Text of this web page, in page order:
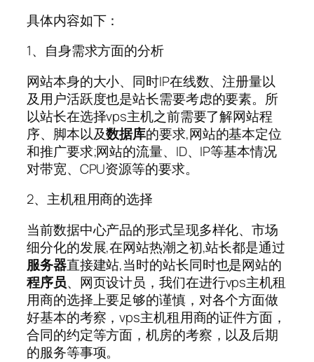
具体内容如下：
1、自身需求方面的分析
网站本身的大小、同时IP在线数、注册量以
及用户活跃度也是站长需要考虑的要素。所
以站长在选择vps主机之前需要了解网站程
序、脚本以及数据库的要求,网站的基本定位
和推广要求;网站的流量、ID、IP等基本情况
对带宽、CPU资源等的要求。
2、主机租用商的选择
当前数据中心产品的形式呈现多样化、市场
细分化的发展,在网站热潮之初,站长都是通过
服务器直接建站,当时的站长同时也是网站的
程序员、网页设计员，我们在进行vps主机租
用商的选择上要足够的谨慎，对各个方面做
好基本的考察，vps主机租用商的证件方面，
合同的约定等方面，机房的考察，以及后期
的服务等事项。